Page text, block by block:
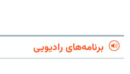
برنامه‌های رادیویی